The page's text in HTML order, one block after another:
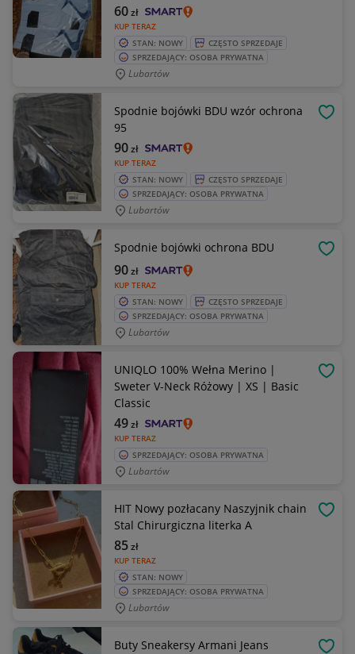
KUP TERAZ
60zł
STAN: NOWY
CZĘSTO SPRZEDAJE
SPRZEDAJĄCY: OSOBA PRYWATNA
Lubartów
Spodnie bojówki BDU wzór ochrona
95
KUP TERAZ
90zł
STAN: NOWY
CZĘSTO SPRZEDAJE
SPRZEDAJĄCY: OSOBA PRYWATNA
Lubartów
Spodnie bojówki ochrona BDU
KUP TERAZ
90zł
STAN: NOWY
CZĘSTO SPRZEDAJE
SPRZEDAJĄCY: OSOBA PRYWATNA
Lubartów
UNIQLO 100% Wełna Merino |
Sweter V-Neck Różowy | XS | Basic
Classic
KUP TERAZ
49zł
SPRZEDAJĄCY: OSOBA PRYWATNA
Lubartów
HIT Nowy pozłacany Naszyjnik chain
Stal Chirurgiczna literka A
KUP TERAZ
85zł
STAN: NOWY
SPRZEDAJĄCY: OSOBA PRYWATNA
Lubartów
Buty Sneakersy Armani Jeans